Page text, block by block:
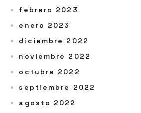
febrero 2023
enero 2023
diciembre 2022
noviembre 2022
octubre 2022
septiembre 2022
agosto 2022